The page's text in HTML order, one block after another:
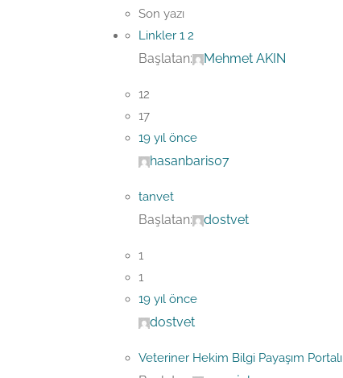
Son yazı
Linkler 1 2
Başlatan: Mehmet AKIN
12
17
19 yıl önce
hasanbaris07
tanvet
Başlatan: dostvet
1
1
19 yıl önce
dostvet
Veteriner Hekim Bilgi Payaşım Portalı